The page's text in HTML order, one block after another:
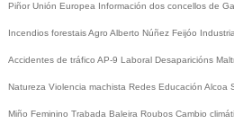
Piñor Unión Europea Información dos concellos de
Incendios forestaisAgro Alberto Núñez Feijóo Industria
Accidentes de tráfico AP-9 Laboral Desaparicións
Natureza Violencia machista Redes Educación Alcoa
Miño Feminino Trabada Baleira Roubos Cambio